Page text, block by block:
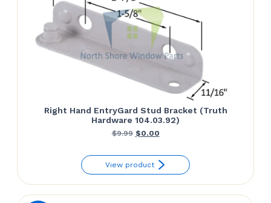
Right Hand EntryGard Stud Bracket (Truth
Hardware 104.03.92)
$9.99 Le
initial
était :
$0.00Le
actuel
est :
View product